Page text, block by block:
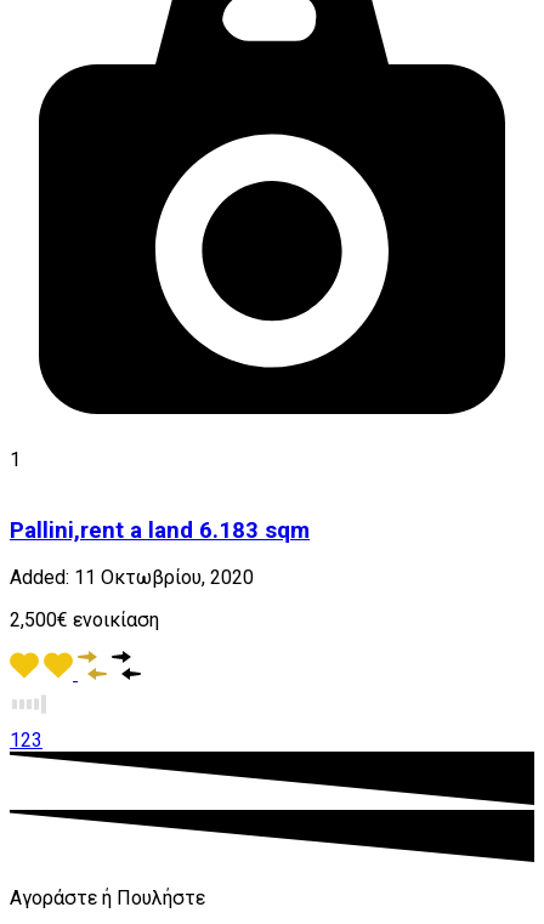
1
Pallini,rent a land 6.183 sqm
Added: 11 Οκτωβρίου, 2020
2,500€ ενοικίαση
123
Αγοράστε ή Πουλήστε